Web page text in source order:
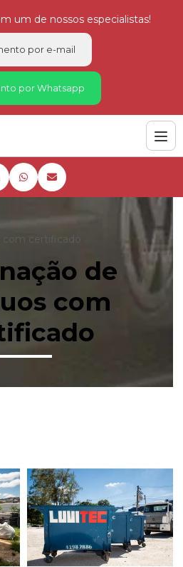
um de nossos especialistas!
por e-mail
por Whatsapp
com certificado
de
com